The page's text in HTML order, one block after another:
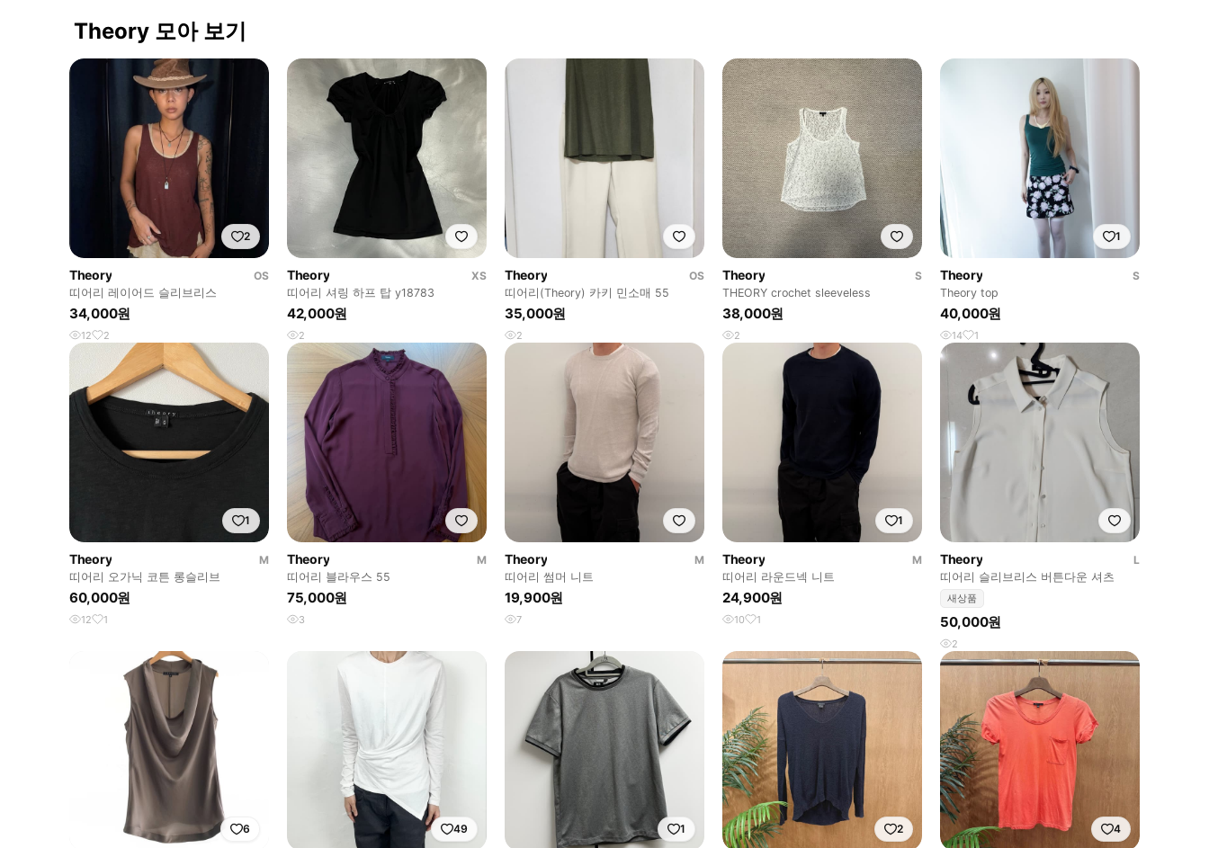
Theory 모아 보기
2
Theory
OS
띠어리 레이어드 슬리브리스
34,000원
12 2
Theory
XS
띠어리 셔링 하프 탑 y18783
42,000원
2
Theory
OS
띠어리(Theory) 카키 민소매 55
35,000원
2
Theory
S
THEORY crochet sleeveless
38,000원
2
1
Theory
S
Theory top
40,000원
14 1
1
Theory
M
띠어리 오가닉 코튼 롱슬리브
60,000원
12 1
Theory
M
띠어리 블라우스 55
75,000원
3
Theory
M
띠어리 썸머 니트
19,900원
7
1
Theory
M
띠어리 라운드넥 니트
24,900원
10 1
Theory
L
띠어리 슬리브리스 버튼다운 셔츠
새상품
50,000원
2
6 49 1 2 4